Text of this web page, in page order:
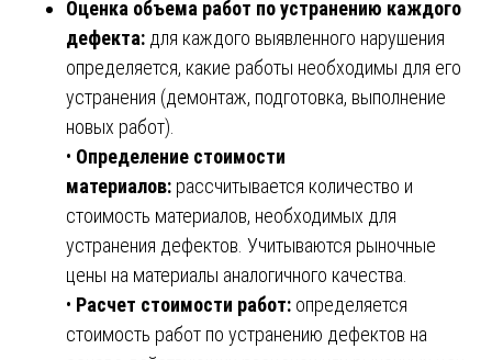
Оценка объема работ по устранению каждого
дефекта: для каждого выявленного нарушения
определяется, какие работы необходимы для его
устранения (демонтаж, подготовка, выполнение
новых работ).
• Определение стоимости
материалов: рассчитывается количество и
стоимость материалов, необходимых для
устранения дефектов. Учитываются рыночные
цены на материалы аналогичного качества.
• Расчет стоимости работ: определяется
стоимость работ по устранению дефектов на